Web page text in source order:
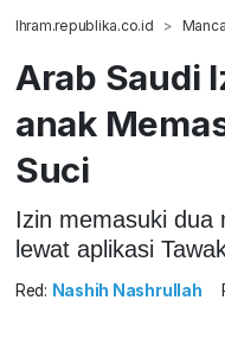
Ihram.republika.co.id
Arab Saudi
anak
Suci
Izin memasuki dua
lewat aplikasi
Red: Nashih Nashrullah